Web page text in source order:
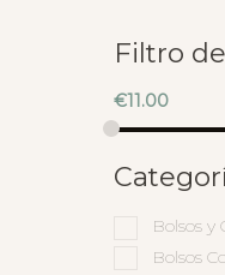
Filtro
€11.00
Bolsos y
Bolsos